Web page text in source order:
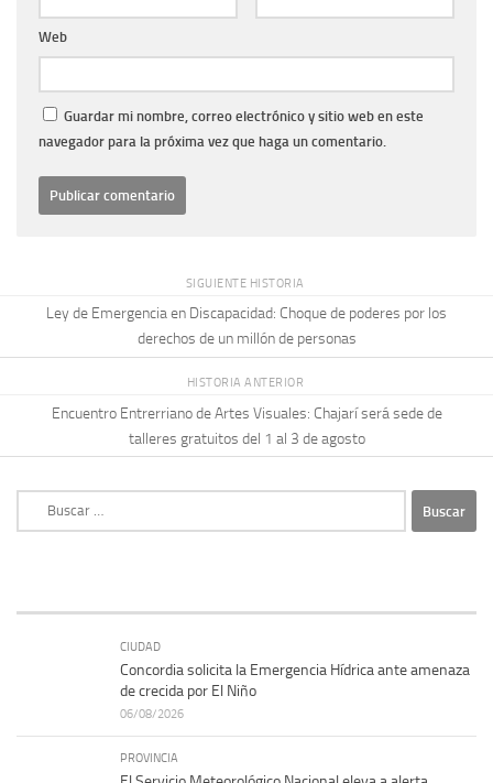
Web
Guardar mi nombre, correo electrónico y sitio web en este
navegador para la próxima vez que haga un comentario.
SIGUIENTE HISTORIA
Ley de Emergencia en Discapacidad: Choque de poderes por los
derechos de un millón de personas
HISTORIA ANTERIOR
Encuentro Entrerriano de Artes Visuales: Chajarí será sede de
talleres gratuitos del 1 al 3 de agosto
CIUDAD
Concordia solicita la Emergencia Hídrica ante amenaza
de crecida por El Niño
06/08/2026
PROVINCIA